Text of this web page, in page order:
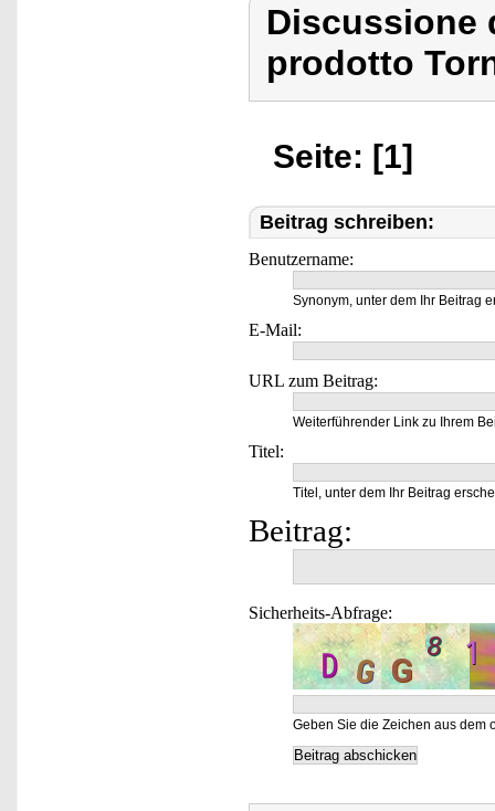
Discussione
prodotto
Seite: [1]
Beitrag schreiben:
Benutzername:
Synonym, unter dem Ihr Beitrag
E-Mail:
URL zum Beitrag:
Weiterführender Link zu Ihrem
Titel:
Titel, unter dem Ihr Beitrag
Beitrag:
Sicherheits-Abfrage:
Geben Sie die Zeichen aus dem